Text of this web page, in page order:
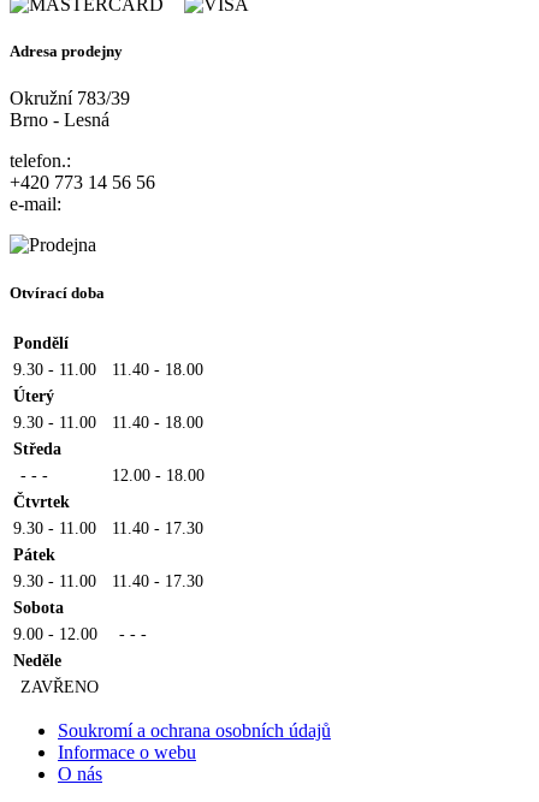
Adresa prodejny
Okružní 783/39
Brno - Lesná
telefon.:
+420 773 14 56 56
e-mail:
Otvírací doba
Pondělí
9.30 - 11.00
11.40 - 18.00
Úterý
9.30 - 11.00
11.40 - 18.00
Středa
- - -
12.00 - 18.00
Čtvrtek
9.30 - 11.00
11.40 - 17.30
Pátek
9.30 - 11.00
11.40 - 17.30
Sobota
9.00 - 12.00
- - -
Neděle
ZAVŘENO
Soukromí a ochrana osobních údajů
Informace o webu
O nás